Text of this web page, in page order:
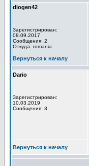
diogen42
Зарегистрирован:
08.09.2017
Сообщения: 2
Откуда: romania
Вернуться к началу
Dario
Зарегистрирован:
10.03.2019
Сообщения: 3
Вернуться к началу